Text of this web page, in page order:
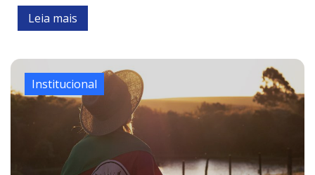
Leia mais
Institucional